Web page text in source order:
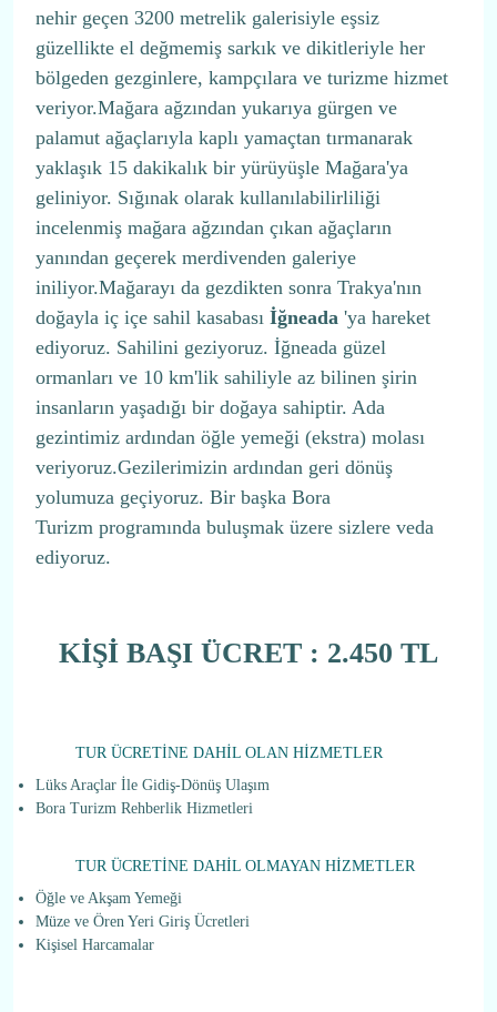
nehir geçen 3200 metrelik galerisiyle eşsiz
güzellikte el değmemiş sarkık ve dikitleriyle her
bölgeden gezginlere, kampçılara ve turizme hizmet
veriyor.Mağara ağzından yukarıya gürgen ve
palamut ağaçlarıyla kaplı yamaçtan tırmanarak
yaklaşık 15 dakikalık bir yürüyüşle Mağara'ya
geliniyor. Sığınak olarak kullanılabilirliliği
incelenmiş mağara ağzından çıkan ağaçların
yanından geçerek merdivenden galeriye
iniliyor.Mağarayı da gezdikten sonra Trakya'nın
doğayla iç içe sahil kasabası İğneada 'ya hareket
ediyoruz. Sahilini geziyoruz. İğneada güzel
ormanları ve 10 km'lik sahiliyle az bilinen şirin
insanların yaşadığı bir doğaya sahiptir. Ada
gezintimiz ardından öğle yemeği (ekstra) molası
veriyoruz.Gezilerimizin ardından geri dönüş
yolumuza geçiyoruz. Bir başka Bora
Turizm programında buluşmak üzere sizlere veda
ediyoruz.
KİŞİ BAŞI ÜCRET : 2.450 TL
TUR ÜCRETİNE DAHİL OLAN HİZMETLER
Lüks Araçlar İle Gidiş-Dönüş Ulaşım
Bora Turizm Rehberlik Hizmetleri
TUR ÜCRETİNE DAHİL OLMAYAN HİZMETLER
Öğle ve Akşam Yemeği
Müze ve Ören Yeri Giriş Ücretleri
Kişisel Harcamalar